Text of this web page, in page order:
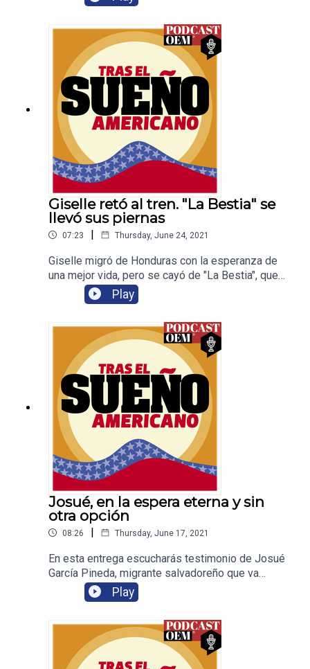
deficiencias mentales que serían tratadas
gubernamentales, por eso Carmen busca volver a
Estados Unidos.
Giselle retó al tren. "La Bestia" se
llevó sus piernas
07:23 | Thursday, June 24, 2021
Giselle migró de Honduras con la esperanza de
una mejor vida, pero se cayó de "La Bestia", que
le cercenó ambas piernas. Se encuentra en
Guanajuato en espera de una segunda operación,
superarse. Puedes consultar el video, galería de
fotos leer la investigación especial Migrantes
mutilados por La Bestia aún piensan en domarla
en El Sol de México.
Play
Josué, en la espera eterna y sin
otra opción
08:26 | Thursday, June 17, 2021
En esta entrega escucharás testimonio de Josué
García Pineda, migrante salvadoreño que va
todos los días a la frontera, deseando que por fin
liberen la lista de espera para que un juez de
Play